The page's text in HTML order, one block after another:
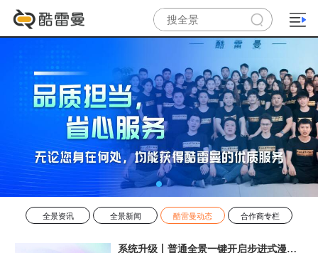
全景资讯 全景新闻 酷雷曼动态 合作商专栏
系统升级丨普通全景一键开启步进式漫游效果！